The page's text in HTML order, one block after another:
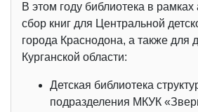
В этом году библиотека в рамках
сбор книг для Центральной
города Краснодона, а также для
Курганской области:
Детская библиотека
подразделения МКУК